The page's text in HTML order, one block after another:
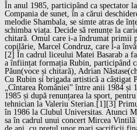
În anul 1985, participând ca spectator
Compania de sunet, în a cărui
melodie Shambala, se simte atras de
schimba viața. Decide să renunțe la
chitară. Omul care i-a îndrumat primii
copilărie, Marcel Condruz, care l-a
[2] În cadrul liceului Matei Basarab a
a înființat formația Rubin, participând
Păun(voce și chitară), Adrian
Cu Rubin și brigada artistică a câștigat
„Cîntarea României” între anii 1984
1985 și după renunțarea la sport,
tehnician la Valeriu Sterian.[1][3]
în 1986 la Clubul Universitas. Atunci
sa în cadrul unui concert Mircea